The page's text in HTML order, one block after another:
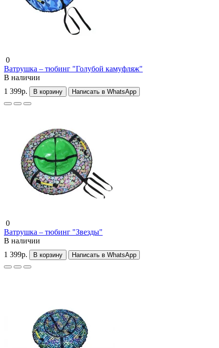
0
Ватрушка – тюбинг "Голубой камуфляж"
В наличии
1 399р.
В корзину Написать в WhatsApp
0
Ватрушка – тюбинг "Звезды"
В наличии
1 399р.
В корзину Написать в WhatsApp